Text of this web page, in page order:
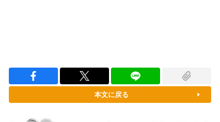
本文に戻る